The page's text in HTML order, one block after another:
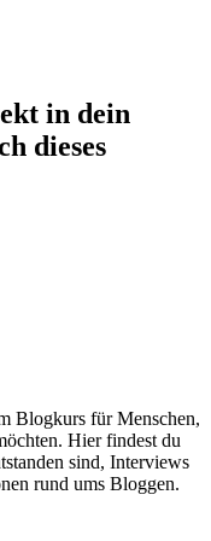
in dein
dieses
Blogkurs für Menschen,
Hier findest du
sind, Interviews
rund ums Bloggen.